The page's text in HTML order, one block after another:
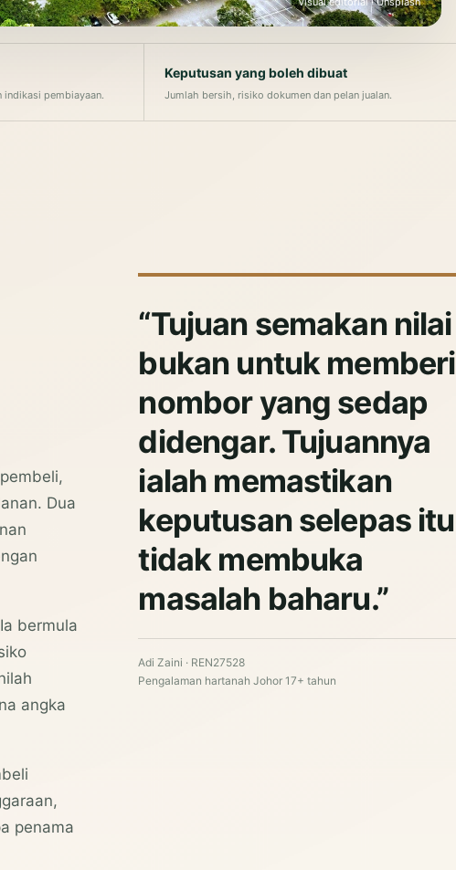
indikasi pembiayaan.
Keputusan yang boleh dibuat
Jumlah bersih, risiko dokumen dan pelan jualan.
Dua
bermula
angka
penama
Tujuan semakan nilai
bukan untuk memberi
nombor yang sedap
didengar. Tujuannya
ialah memastikan
keputusan selepas itu
tidak membuka
masalah baharu.
Adi Zaini · REN27528
Pengalaman hartanah Johor 17+ tahun